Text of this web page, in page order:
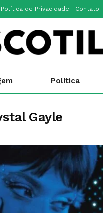
Política de Privacidade Contato
Política
Gayle